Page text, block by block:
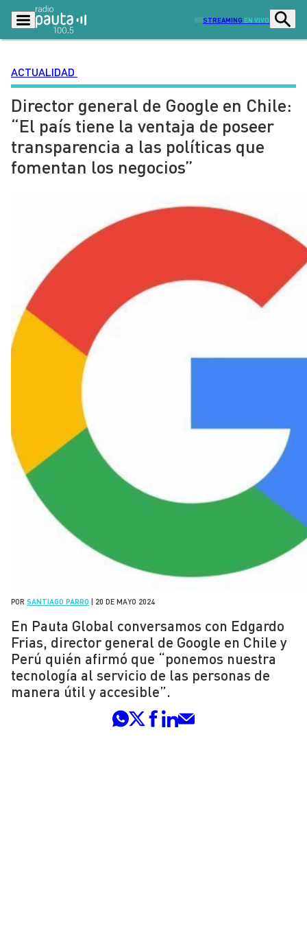
STREAMING EN VIVO
Podcasts Programas
Lo Último Actualidad
Ciudad Economía
Entretención y Cultura Opinión
Dato en Pauta
Contenido Patrocinado
ACTUALIDAD
Director general de Google en Chile:
“El país tiene la ventaja de poseer
transparencia a las políticas que
fomentan los negocios”
POR SANTIAGO PARRO 20 DE MAYO 2024
En Pauta Global conversamos con Edgardo
Frias, director general de Google en Chile y
Perú quién afirmó que “ponemos nuestra
tecnología al servicio de las personas de
manera útil y accesible”.